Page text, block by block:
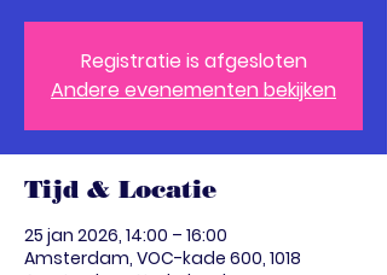
Registratie is afgesloten
Andere evenementen bekijken
Tijd & Locatie
25 jan 2026, 14:00 – 16:00
Amsterdam, VOC-kade 600, 1018